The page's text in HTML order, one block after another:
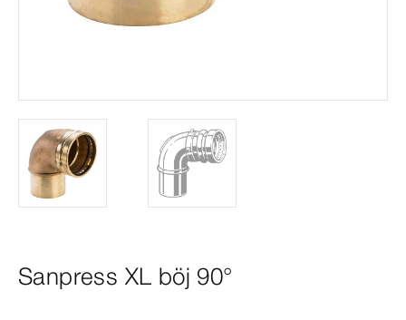
Sanpress XL böj 90°